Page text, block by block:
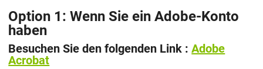
Option 1: Wenn Sie ein Adobe-Konto
haben
Besuchen Sie den folgenden Link :Adobe
Acrobat